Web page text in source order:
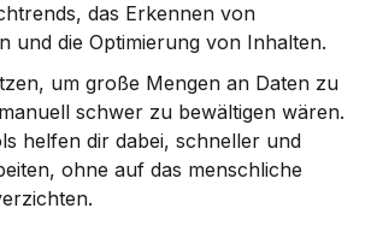
das Erkennen von
und die Optimierung von Inhalten.
um große Mengen an Daten zu
schwer zu bewältigen wären.
helfen dir dabei, schneller und
ohne auf das menschliche